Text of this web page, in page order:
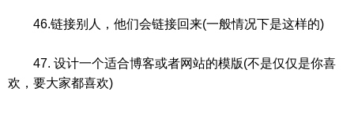
46.链接别人，他们会链接回来(一般情况下是这样的)
47. 设计一个适合博客或者网站的模版(不是仅仅是你喜
欢，要大家都喜欢)